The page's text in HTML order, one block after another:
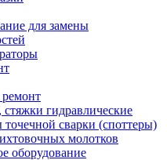
для замены
стяжки гидравлические
сварки (споттеры)
молотков
оборудование